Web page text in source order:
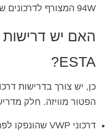
94W המצורף לדרכונים שלהם.
האם יש דרישות
ESTA?
כן, יש צורך בדרישות
הפטור מוויזה. חלק